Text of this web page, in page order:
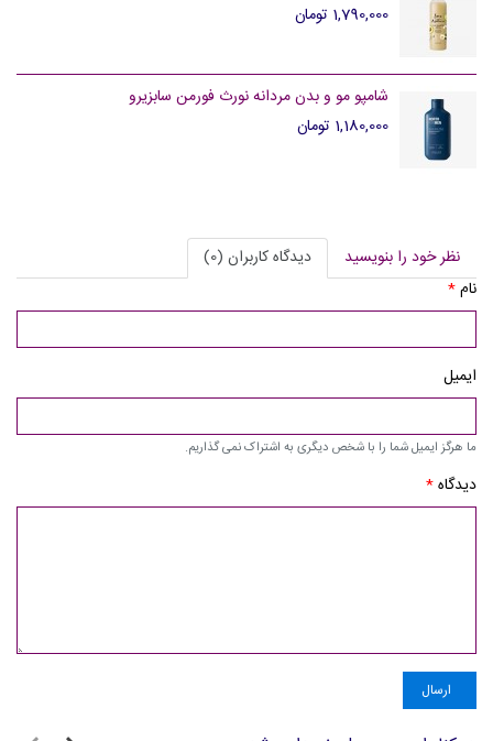
1,790,000 تومان
شامپو مو و بدن مردانه نورث فورمن سابزیرو
1,180,000 تومان
نظر خود را بنویسید
دیدگاه کاربران (0)
نام*
ایمیل
ما هرگز ایمیل شما را با شخص دیگری به اشتراک نمی گذاریم.
دیدگاه*
ارسال